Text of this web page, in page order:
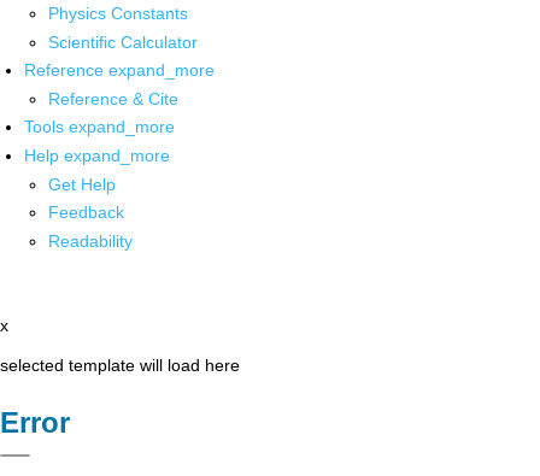
Physics Constants
Scientific Calculator
Reference expand_more
Reference & Cite
Tools expand_more
Help expand_more
Get Help
Feedback
Readability
x
selected template will load here
Error